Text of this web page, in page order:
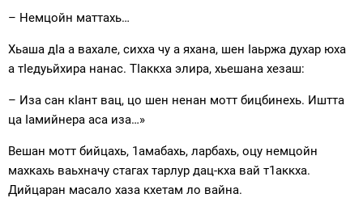
– Немцойн маттахь…
Хьаша дIа а вахале, сихха чу а яхана, шен Iаьржа духар юха
а тIедуьйхира нанас. ТIаккха элира, хьешана хезаш:
– Иза сан кIант вац, цо шен ненан мотт бицбинехь. Иштта
ца Iамийнера аса иза…»
Вешан мотт бийцахь, 1амабахь, ларбахь, оцу немцойн
махкахь ваьхначу стагах тарлур дац-кха вай т1аккха.
Дийцаран масало хаза кхетам ло вайна.